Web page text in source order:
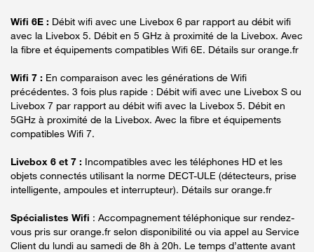
Wifi 6E : Débit wifi avec une Livebox 6 par rapport au débit wifi
avec la Livebox 5. Débit en 5 GHz à proximité de la Livebox. Avec
la fibre et équipements compatibles Wifi 6E. Détails sur orange.fr
Wifi 7 : En comparaison avec les générations de Wifi
précédentes. 3 fois plus rapide : Débit wifi avec une Livebox S ou
Livebox 7 par rapport au débit wifi avec la Livebox 5. Débit en
5GHz à proximité de la Livebox. Avec la fibre et équipements
compatibles Wifi 7.
Livebox 6 et 7 : Incompatibles avec les téléphones HD et les
objets connectés utilisant la norme DECT-ULE (détecteurs, prise
intelligente, ampoules et interrupteur). Détails sur orange.fr
Spécialistes Wifi : Accompagnement téléphonique sur rendez-
vous pris sur orange.fr selon disponibilité ou via appel au Service
Client du lundi au samedi de 8h à 20h. Le temps d’attente avant